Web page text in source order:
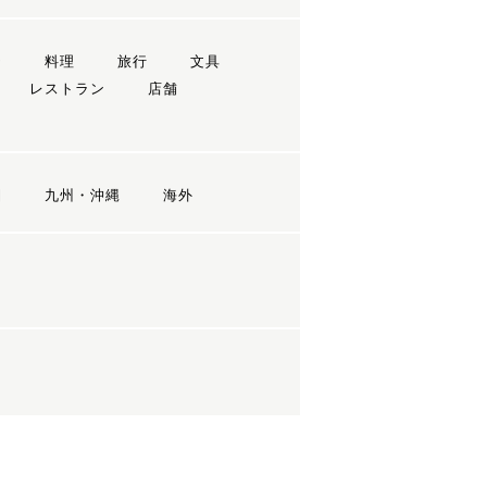
料理 旅行
文具
レストラン
店舗
九州・沖縄 海外